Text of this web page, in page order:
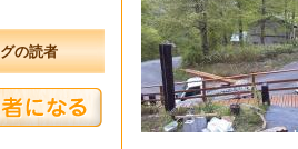
の読者